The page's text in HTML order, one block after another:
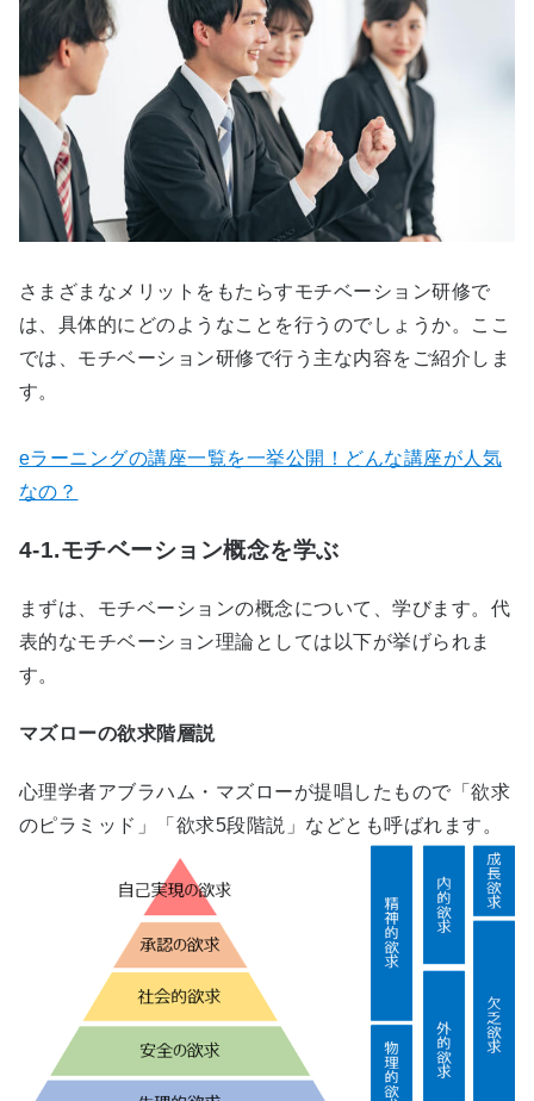
さまざまなメリットをもたらすモチベーション研修で
は、具体的にどのようなことを行うのでしょうか。ここ
では、モチベーション研修で行う主な内容をご紹介しま
す。
eラーニングの講座一覧を一挙公開！どんな講座が人気
なの？
4-1.モチベーション概念を学ぶ
まずは、モチベーションの概念について、学びます。代
表的なモチベーション理論としては以下が挙げられま
す。
マズローの欲求階層説
心理学者アブラハム・マズローが提唱したもので「欲求
のピラミッド」「欲求5段階説」などとも呼ばれます。